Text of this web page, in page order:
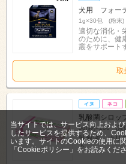
犬用 フォー
1g×30包 (粉末)
適切な消化・
のために、健
叢をサポート
取
乳酸菌シロッ
5g(袋)×100 (液
乳酸菌、オリ
ト
当サイトでは、サービス向上およ
したサービスを提供するため、
います。サイトのCookieの使用に
「Cookieポリシー」 をお読みくださ